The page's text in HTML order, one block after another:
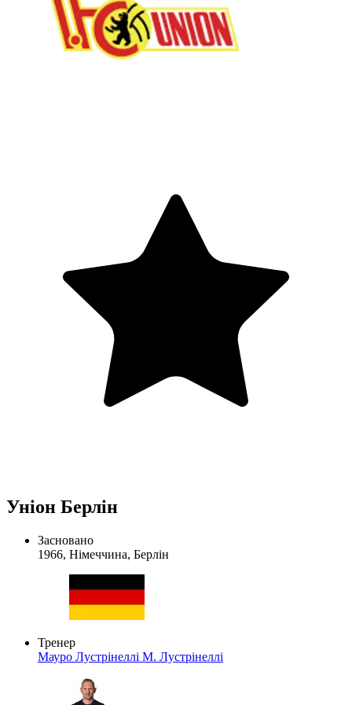
Уніон Берлін
Засновано
1966, Німеччина, Берлін
Тренер
Мауро Лустрінеллі М. Лустрінеллі